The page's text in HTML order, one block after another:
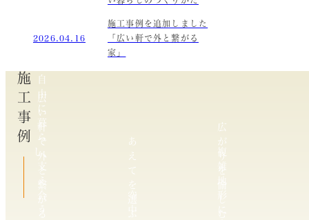
2026.04.16
施工事例を追加しました
「広い軒で外と繋がる
家」
施工事例
広
い
軒
で
外
と
繋
が
る
あ
え
て
を
選
広
が
り
を
愉
し
自
由
に
暮
ら
し、
支
え
合
う
空
複
雑
地
形